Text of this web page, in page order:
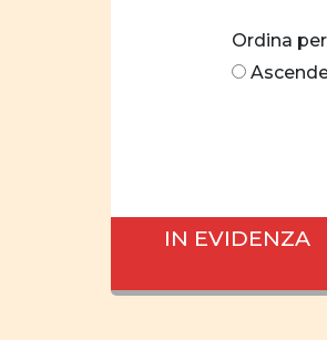
Ordina
IN EVIDENZA